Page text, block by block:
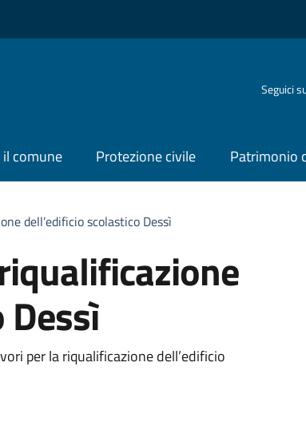
Seguici
comune Protezione civile Patrimonio
dell’edificio scolastico Dessì
per la riqualificazione dell’edificio